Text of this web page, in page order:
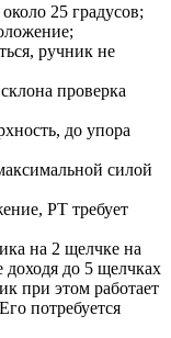
25 градусов;
ручник не
проверка
до упора
силой
РТ требует
на 2 щелчке на
до 5 щелчках
при этом работает
потребуется